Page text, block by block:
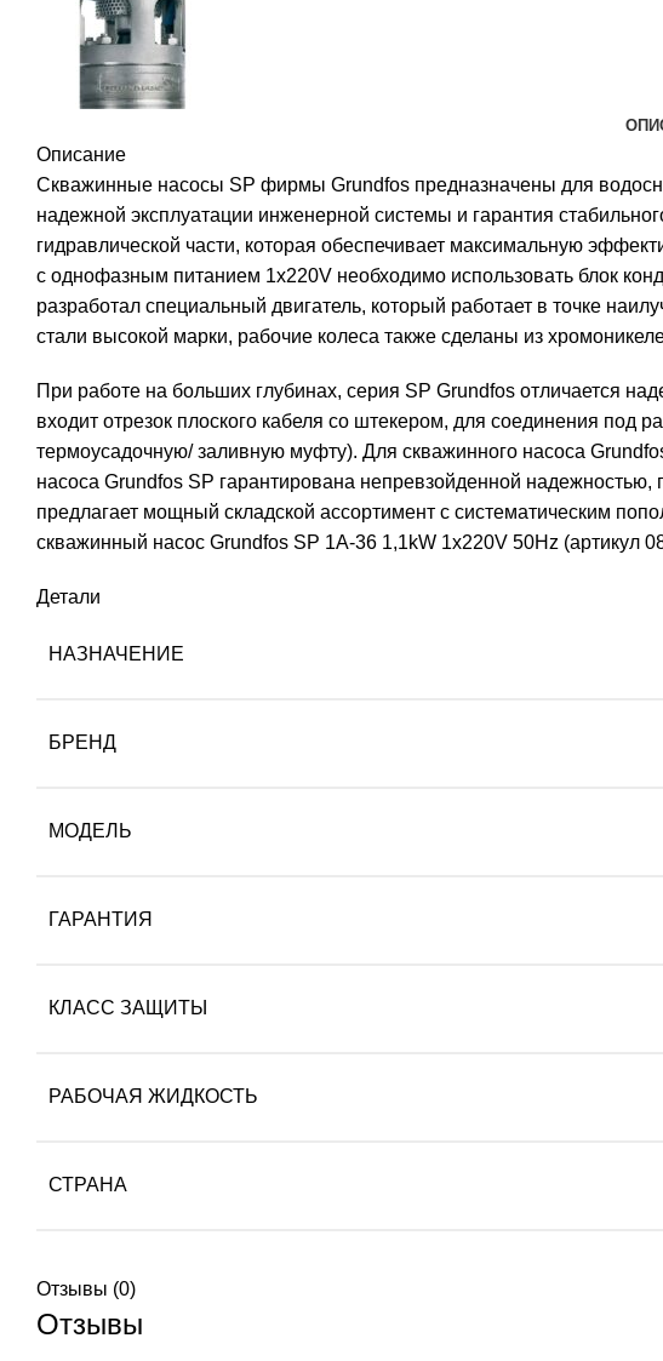
Описание
Скважинные насосы SP фирмы Grundfos предназначены для
надежной эксплуатации инженерной системы и гарантия
гидравлической части, которая обеспечивает максимальную
с однофазным питанием 1х220V необходимо использовать блок
разработал специальный двигатель, который работает в точке
стали высокой марки, рабочие колеса также сделаны из
При работе на больших глубинах, серия SP Grundfos отличается
входит отрезок плоского кабеля со штекером, для соединения
термоусадочную/ заливную муфту). Для скважинного насоса
насоса Grundfos SP гарантирована непревзойденной
предлагает мощный складской ассортимент с систематическим
скважинный насос Grundfos SP 1A-36 1,1kW 1x220V 50Hz (артикул
Детали
НАЗНАЧЕНИЕ
БРЕНД
МОДЕЛЬ
ГАРАНТИЯ
КЛАСС ЗАЩИТЫ
РАБОЧАЯ ЖИДКОСТЬ
СТРАНА
Отзывы (0)
Отзывы